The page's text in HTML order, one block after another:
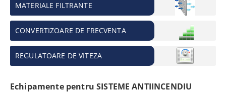
MATERIALE FILTRANTE
CONVERTIZOARE DE FRECVENTA
REGULATOARE DE VITEZA
Echipamente pentru SISTEME ANTIINCENDIU